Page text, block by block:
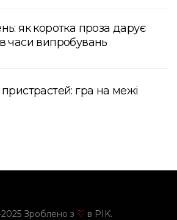
як коротка проза дарує
часи випробувань
гра на межі
Зроблено з ♡ в PIK.